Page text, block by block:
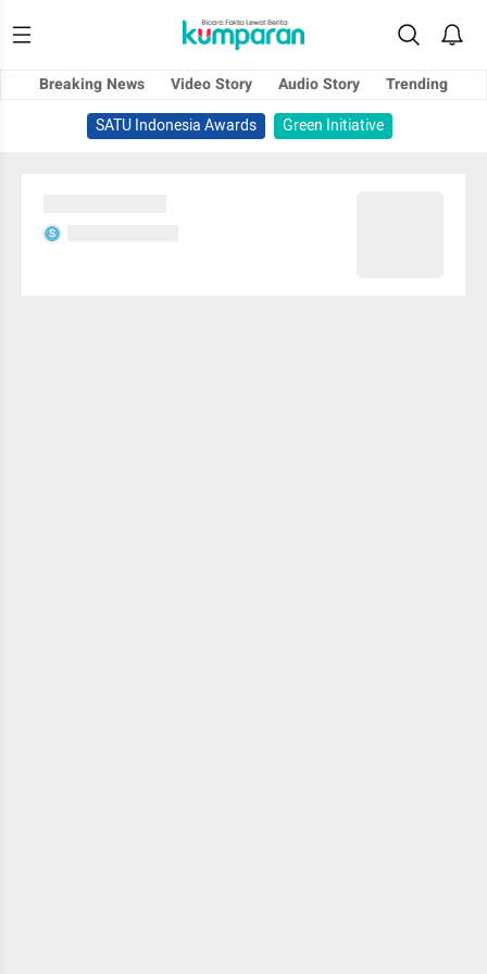
Breaking News Video Story Audio Story
Trending
SATU Indonesia Awards
Green Initiative
S